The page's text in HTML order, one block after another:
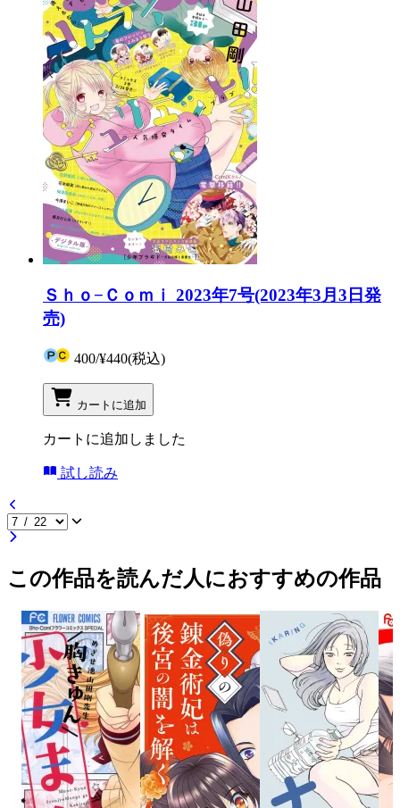
Ｓｈｏ−Ｃｏｍｉ 2023年7号(2023年3月3日発
売)
400/¥440(税込)
カートに追加
カートに追加しました
試し読み
この作品を読んだ人におすすめの作品